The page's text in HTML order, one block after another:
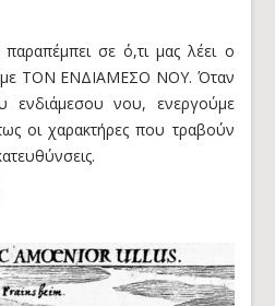
σε ό,τι μας λέει ο
με ΤΟΝ ΕΝΔΙΑΜΕΣΟ ΝΟΥ. Όταν
ενδιάμεσου νου, ενεργούμε
οι χαρακτήρες που τραβούν